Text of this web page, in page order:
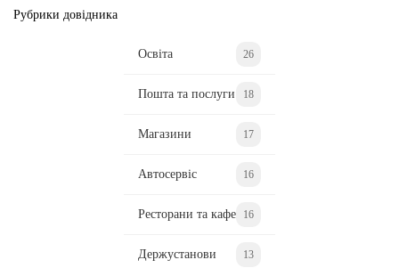
Рубрики довідника
Освіта 26
Пошта та послуги 18
Магазини 17
Автосервіс 16
Ресторани та кафе 16
Держустанови 13